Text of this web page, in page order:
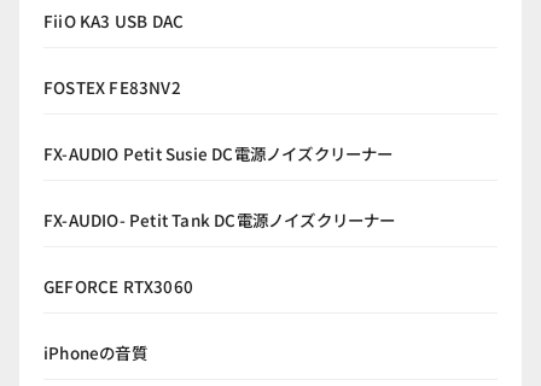
FiiO KA3 USB DAC
FOSTEX FE83NV2
FX-AUDIO Petit Susie DC電源ノイズクリーナー
FX-AUDIO- Petit Tank DC電源ノイズクリーナー
GEFORCE RTX3060
iPhoneの音質